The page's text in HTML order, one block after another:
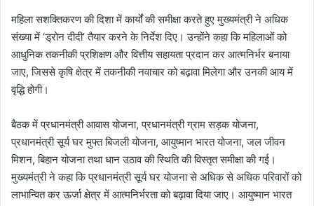
महिला सशक्तिकरण की दिशा में कार्यों की समीक्षा करते हुए मुख्यमंत्री ने अधिक
संख्या में ‘ड्रोन दीदी’ तैयार करने के निर्देश दिए। उन्होंने कहा कि महिलाओं को
आधुनिक तकनीकी प्रशिक्षण और वित्तीय सहायता प्रदान कर आत्मनिर्भर बनाया
जाए, जिससे कृषि क्षेत्र में तकनीकी नवाचार को बढ़ावा मिलेगा और उनकी आय में
वृद्धि होगी।
बैठक में प्रधानमंत्री आवास योजना, प्रधानमंत्री ग्राम सड़क योजना,
प्रधानमंत्री सूर्य घर मुफ्त बिजली योजना, आयुष्मान भारत योजना, जल जीवन
मिशन, बिहान योजना तथा धान उठाव की स्थिति की विस्तृत समीक्षा की गई।
मुख्यमंत्री ने कहा कि प्रधानमंत्री सूर्य घर योजना से अधिक से अधिक परिवारों को
लाभान्वित कर ऊर्जा क्षेत्र में आत्मनिर्भरता को बढ़ावा दिया जाए। आयुष्मान भारत